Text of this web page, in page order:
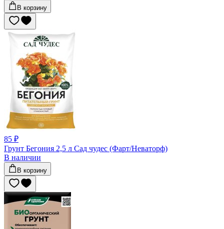
В корзину
85 ₽
Грунт Бегония 2,5 л Сад чудес (Фарт/Неваторф)
В наличии
В корзину